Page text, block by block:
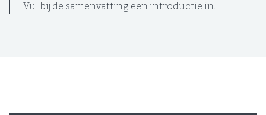
Vul bij de samenvatting een introductie in.